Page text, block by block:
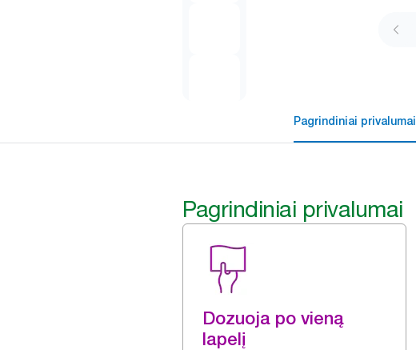
Pagrindiniai privalumai
Pagrindiniai privalumai
Dozuoja po vieną
lapelį